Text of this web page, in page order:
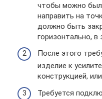
чтобы можно
направить на
должно быть
горизонтально, в
После этого
изделие к
конструкцией,
Требуется